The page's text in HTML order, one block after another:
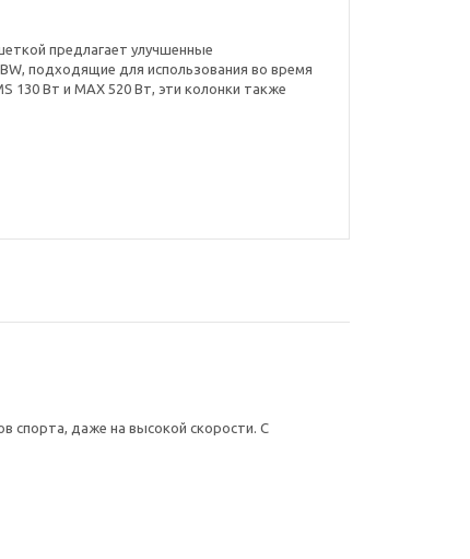
предлагает улучшенные
подходящие для использования во время
Вт и MAX 520 Вт, эти колонки также
спорта, даже на высокой скорости. С